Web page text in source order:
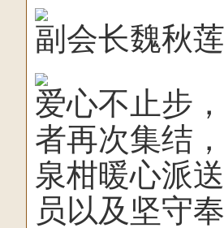
副会长魏秋
爱心不止步
者再次集结
泉柑暖心派
员以及坚守